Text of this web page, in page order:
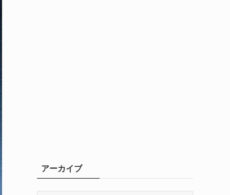
アーカイブ